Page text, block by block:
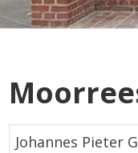
Johannes Pieter